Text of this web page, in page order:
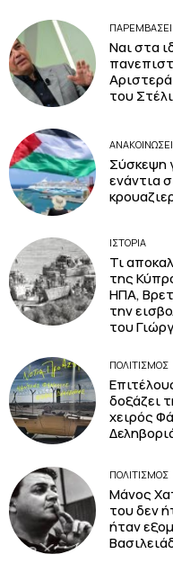
Ναι στα
του
Σύσκεψη
ενάντια
ΙΣΤΟΡΙΑ
Τι
της
ΗΠΑ,
την
του
ΠΟΛΙΤΙΣΜΟΣ
δοξάζει
χειρός
ΠΟΛΙΤΙΣΜΟΣ
Μάνος
του δεν
ήταν